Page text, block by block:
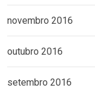
novembro 2016
outubro 2016
setembro 2016